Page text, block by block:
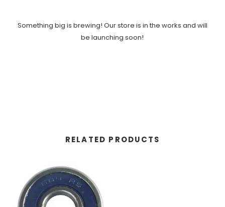
Something big is brewing! Our store is in the works and will
be launching soon!
RELATED PRODUCTS